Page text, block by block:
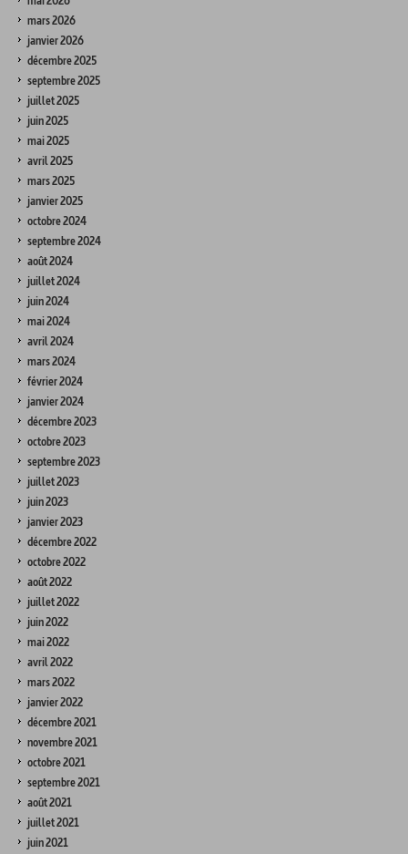
mars 2026
janvier 2026
décembre 2025
septembre 2025
juillet 2025
juin 2025
mai 2025
avril 2025
mars 2025
janvier 2025
octobre 2024
septembre 2024
août 2024
juillet 2024
juin 2024
mai 2024
avril 2024
mars 2024
février 2024
janvier 2024
décembre 2023
octobre 2023
septembre 2023
juillet 2023
juin 2023
janvier 2023
décembre 2022
octobre 2022
août 2022
juillet 2022
juin 2022
mai 2022
avril 2022
mars 2022
janvier 2022
décembre 2021
novembre 2021
octobre 2021
septembre 2021
août 2021
juillet 2021
juin 2021